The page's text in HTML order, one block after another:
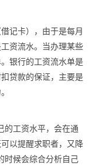
记卡），由于是每月
资流水。当办理某些
银行的工资流水单是
贷款的保证，主要是
的工资水平，会在通
以提醒求职者，又降
时候会综合分析自己